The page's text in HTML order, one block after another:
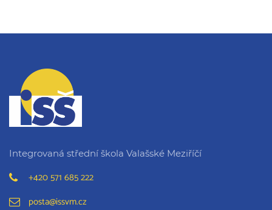
Integrovaná střední škola Valašské Meziříčí
+420 571 685 222
posta@issvm.cz